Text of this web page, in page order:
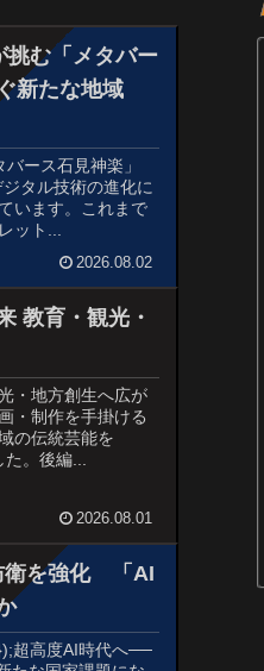
挑む「メタバー
新たな地域
バース石見神楽」
タル技術の進化に
います。これまで
ット...
2026.08.02
教育・観光・
・地方創生へ広が
・制作を手掛ける
の伝統芸能を
。後編...
2026.08.01
衛を強化 「AI
超高度AI時代へ──